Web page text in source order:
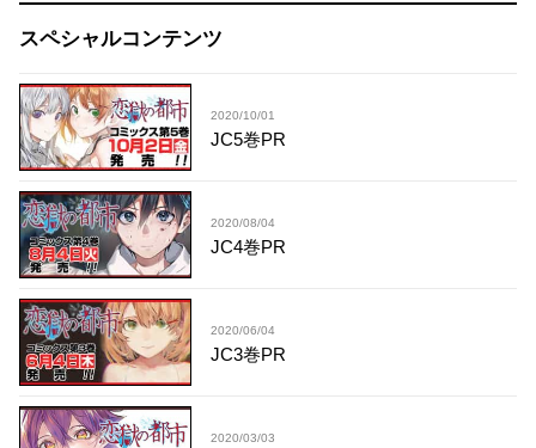
スペシャルコンテンツ
2020/10/01
JC5巻PR
2020/08/04
JC4巻PR
2020/06/04
JC3巻PR
2020/03/03